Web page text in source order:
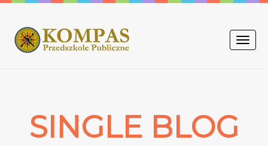
Toggle
SINGLE BLOG